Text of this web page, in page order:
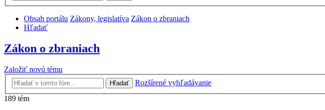
Obsah portálu Zákony, legislatíva Zákon o zbraniach
Hľadať
Zákon o zbraniach
Založiť novú tému
Hľadať
Rozšírené vyhľadávanie
189 tém